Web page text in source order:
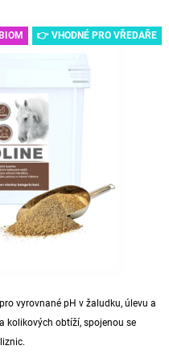
👉 VHODNÉ PRO VŘEDAŘE
vyrovnané pH v žaludku, úlevu a
a kolikových obtíží, spojenou se
.